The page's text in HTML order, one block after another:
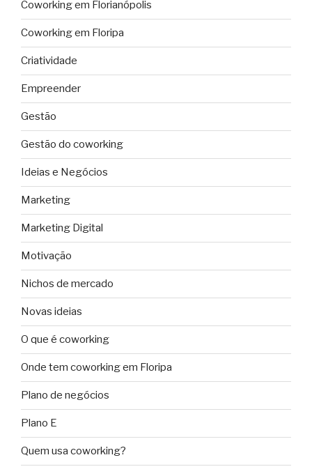
Coworking em Florianópolis
Coworking em Floripa
Criatividade
Empreender
Gestão
Gestão do coworking
Ideias e Negócios
Marketing
Marketing Digital
Motivação
Nichos de mercado
Novas ideias
O que é coworking
Onde tem coworking em Floripa
Plano de negócios
Plano E
Quem usa coworking?